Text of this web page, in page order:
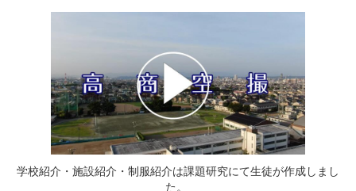
学校紹介・施設紹介・制服紹介は課題研究にて生徒が作成しまし
た。